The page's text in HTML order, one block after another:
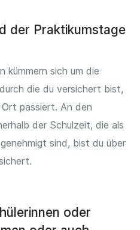
der Praktikumstage
kümmern sich um die
die du versichert bist,
passiert. An den
der Schulzeit, die als
sind, bist du über
oder